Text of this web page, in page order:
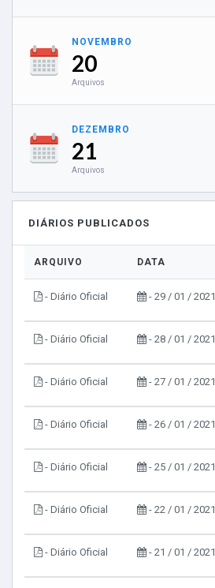
NOVEMBRO
20
Arquivos
DEZEMBRO
21
Arquivos
DIÁRIOS PUBLICADOS
ARQUIVO DATA
- Diário Oficial - 29 / 01 / 2021
- Diário Oficial - 28 / 01 / 2021
- Diário Oficial - 27 / 01 / 2021
- Diário Oficial - 26 / 01 / 2021
- Diário Oficial - 25 / 01 / 2021
- Diário Oficial - 22 / 01 / 2021
- Diário Oficial - 21 / 01 / 2021